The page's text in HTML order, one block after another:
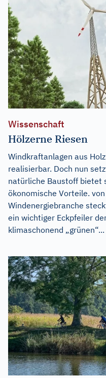
Wissenschaft
Hölzerne Riesen
Windkraftanlagen aus
realisierbar. Doch nun
natürliche Baustoff bietet
ökonomische Vorteile. von
Windenergiebranche
ein wichtiger Eckpfeiler
klimaschonend „grünen“...